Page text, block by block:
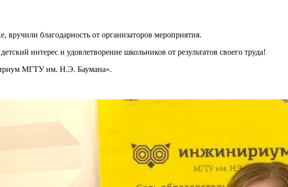
благодарность от организаторов мероприятия.
интерес и удовлетворение школьников от результатов своего труда!
МГТУ им. Н.Э. Баумана».